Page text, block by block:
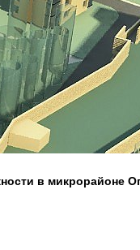
в микрорайоне